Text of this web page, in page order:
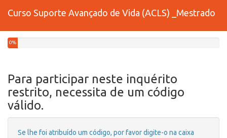
Curso Suporte Avançado de Vida (ACLS) _Mestrado
0%
Para participar neste inquérito
restrito, necessita de um código
válido.
Se lhe foi atribuído um código, por favor digite-o na caixa